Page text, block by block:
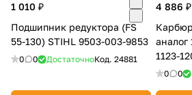
1 010 ₽
Подшипник редуктора (FS
55-130) STIHL 9503-003-9853
0 0 ДостаточноКод. 24881
4 886 ₽
аналог
1123-
0 0
Получайте товар
выбранный способом
% будут
списыватьсяс вашей